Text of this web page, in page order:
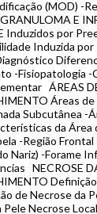
(MOD) -
E
Induzidos por
Induzida
-Fisiopatologia -
ÁREAS
Áreas de
Subcutânea -
da Área
-Região Frontal
Nariz) -Forame
NECROSE
de Necrose da
Necrose